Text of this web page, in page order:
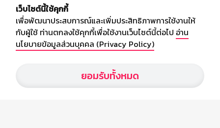
บริษัท สยามสปอร์ต ซินติเคท จำกัด (มหาชน)
เลขที่ 66/26 - 29 ซอยรามอินทรา 40
ถนนรามอินทรา แขวงนวลจันทร์
เขตบึงกุ่ม กรุงเทพฯ 10230
webmaster@siamsport.co.th
เว็บไซต์ : www.siamsport.co.th
เว็บไซต์นี้ใช้คุกกี้
เพื่อพัฒนาประสบการณ์และเพิ่มประสิทธิภาพการใช้งานให้
กับผู้ใช้ ท่านตกลงใช้คุกกี้เพื่อใช้งานเว็บไซต์นี้ต่อไป อ่าน
นโยบายข้อมูลส่วนบุคคล (Privacy Policy)
ยอมรับทั้งหมด